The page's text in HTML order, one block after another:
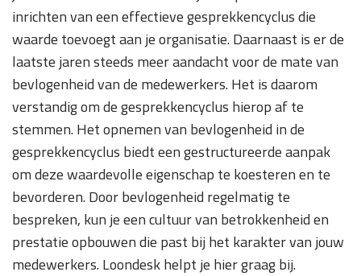
inrichten van een effectieve gesprekkencyclus die
waarde toevoegt aan je organisatie. Daarnaast is er de
laatste jaren steeds meer aandacht voor de mate van
bevlogenheid van de medewerkers. Het is daarom
verstandig om de gesprekkencyclus hierop af te
stemmen. Het opnemen van bevlogenheid in de
gesprekkencyclus biedt een gestructureerde aanpak
om deze waardevolle eigenschap te koesteren en te
bevorderen. Door bevlogenheid regelmatig te
bespreken, kun je een cultuur van betrokkenheid en
prestatie opbouwen die past bij het karakter van jouw
medewerkers. Loondesk helpt je hier graag bij.